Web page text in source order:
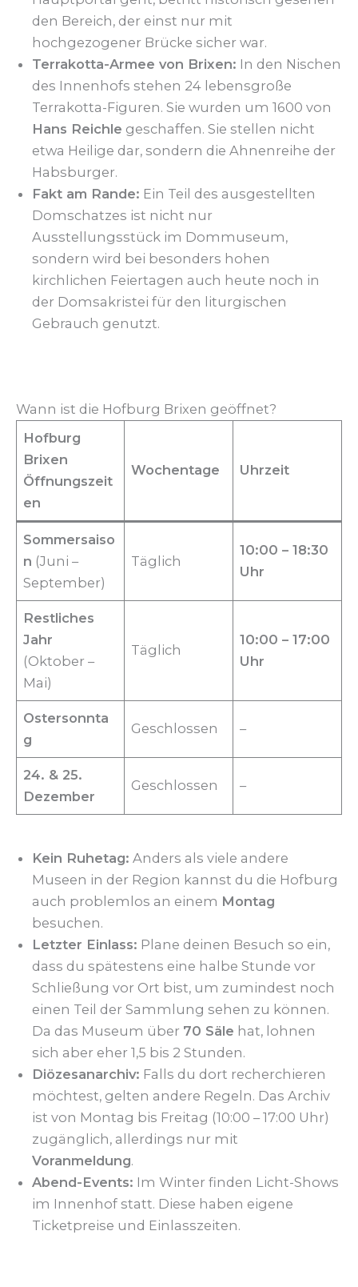
den Bereich, der einst nur mit
hochgezogener Brücke sicher war.
Terrakotta-Armee von Brixen: In den Nischen
des Innenhofs stehen 24 lebensgroße
Terrakotta-Figuren. Sie wurden um 1600 von
Hans Reichle geschaffen. Sie stellen nicht
etwa Heilige dar, sondern die Ahnenreihe der
Habsburger.
Fakt am Rande: Ein Teil des ausgestellten
Domschatzes ist nicht nur
Ausstellungsstück im Dommuseum,
sondern wird bei besonders hohen
kirchlichen Feiertagen auch heute noch in
der Domsakristei für den liturgischen
Gebrauch genutzt.
Wann ist die Hofburg Brixen geöffnet?
Hofburg
Brixen
Öffnungszeit
en
Wochentage Uhrzeit
Sommersaiso
n (Juni –
September)
Täglich
10:00 – 18:30
Uhr
Restliches
Jahr
(Oktober –
Mai)
Täglich
10:00 – 17:00
Uhr
Ostersonnta
g
Geschlossen –
24. & 25.
Dezember
Geschlossen –
Kein Ruhetag: Anders als viele andere
Museen in der Region kannst du die Hofburg
auch problemlos an einem Montag
besuchen.
Letzter Einlass: Plane deinen Besuch so ein,
dass du spätestens eine halbe Stunde vor
Schließung vor Ort bist, um zumindest noch
einen Teil der Sammlung sehen zu können.
Da das Museum über 70 Säle hat, lohnen
sich aber eher 1,5 bis 2 Stunden.
Diözesanarchiv: Falls du dort recherchieren
möchtest, gelten andere Regeln. Das Archiv
ist von Montag bis Freitag (10:00 – 17:00 Uhr)
zugänglich, allerdings nur mit
Voranmeldung.
Abend-Events: Im Winter finden Licht-Shows
im Innenhof statt. Diese haben eigene
Ticketpreise und Einlasszeiten.